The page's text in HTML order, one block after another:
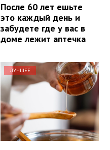
После 60 лет ешьте
это каждый день и
забудете где у вас в
доме лежит аптечка
ЛУЧШЕЕ